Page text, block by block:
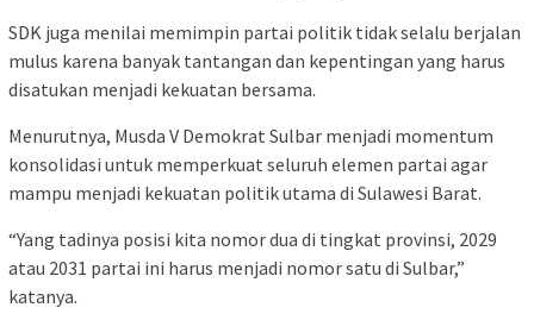
SDK juga menilai memimpin partai politik tidak selalu berjalan
mulus karena banyak tantangan dan kepentingan yang harus
disatukan menjadi kekuatan bersama.
Menurutnya, Musda V Demokrat Sulbar menjadi momentum
konsolidasi untuk memperkuat seluruh elemen partai agar
mampu menjadi kekuatan politik utama di Sulawesi Barat.
“Yang tadinya posisi kita nomor dua di tingkat provinsi, 2029
atau 2031 partai ini harus menjadi nomor satu di Sulbar,”
katanya.